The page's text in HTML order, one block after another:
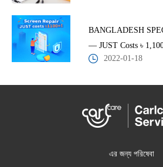
BANGLADESH
— JUST Costs ৳
2022-01-18
এর জন্য পরিষেবা